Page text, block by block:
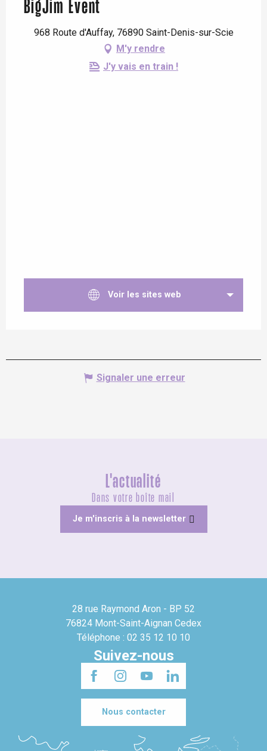
BigJim Event
968 Route d'Auffay, 76890 Saint-Denis-sur-Scie
M'y rendre
J'y vais en train !
Voir les sites web
Signaler une erreur
L'actualité
Dans votre boîte mail
Je m'inscris à la newsletter
28 rue Raymond Aron - BP 52
76824 Mont-Saint-Aignan Cedex
Téléphone : 02 35 12 10 10
Suivez-nous
Nous contacter